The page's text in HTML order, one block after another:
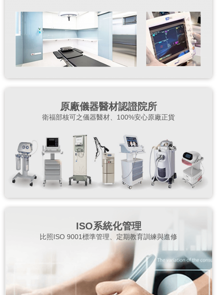
原廠儀器醫材認證院所
衛福部核可之儀器醫材、100%安心原廠正貨
ISO系統化管理
比照ISO 9001標準管理、定期教育訓練與進修